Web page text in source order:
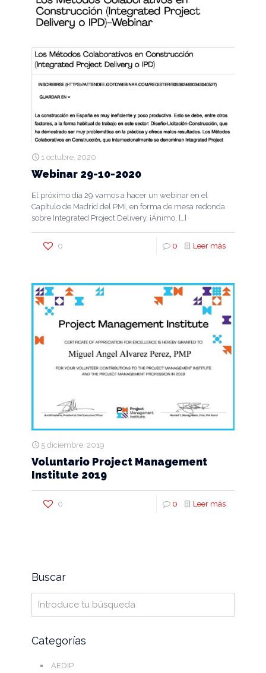
1 octubre, 2020
Webinar 29-10-2020
El próximo día 29 vamos a hacer un webinar en el
Capítulo de Madrid del PMI, en forma de mesa redonda
sobre Integrated Project Delivery. ¡Ánimo, […]
0 0 Leer más
5 diciembre, 2019
Voluntario Project Management
Institute 2019
0 0 Leer más
Buscar
Categorías
AEDIP